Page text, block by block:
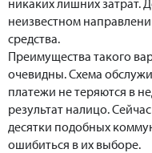
неизвестном
средства.
Преимущества такого
очевидны. Схема
платежи не теряются в
результат налицо.
десятки подобных
ошибиться в их выборе.